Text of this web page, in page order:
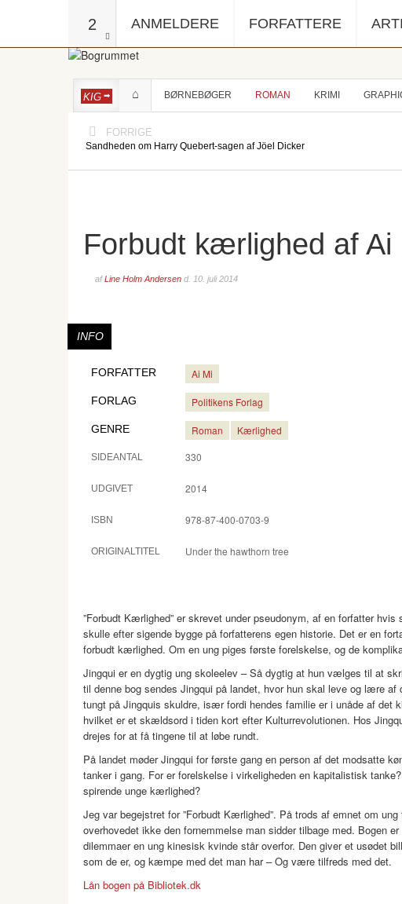
2 ANMELDERE FORFATTERE
KIG BØRNEBØGER ROMAN KRIMI
FORRIGE
Sandheden om Harry Quebert-sagen af Jöel Dicker
Forbudt kærlighed af Ai
afLine Holm Andersen d. 10. juli 2014
INFO
FORFATTER Ai Mi
FORLAG Politikens Forlag
GENRE Roman Kærlighed
SIDEANTAL 330
UDGIVET 2014
ISBN 978-87-400-0703-9
ORIGINALTITEL Under the hawthorn tree
”Forbudt Kærlighed” er skrevet under pseudonym, af en forfatter
skulle efter sigende bygge på forfatterens egen historie. Det er en
forbudt kærlighed. Om en ung piges første forelskelse, og de
Jingqui er en dygtig ung skoleelev – Så dygtig at hun vælges til at
til denne bog sendes Jingqui på landet, hvor hun skal leve og lære
tungt på Jingquis skuldre, især fordi hendes familie er i unåde af
hvilket er et skældsord i tiden kort efter Kulturrevolutionen. Hos
drejes for at få tingene til at løbe rundt.
På landet møder Jingqui for første gang en person af det modsatte
tanker i gang. For er forelskelse i virkeligheden en kapitalistisk
spirende unge kærlighed?
Jeg var begejstret for ”Forbudt Kærlighed”. På trods af emnet om
overhovedet ikke den fornemmelse man sidder tilbage med. Bogen
dilemmaer en ung kinesisk kvinde står overfor. Den giver et usødet
som de er, og kæmpe med det man har – Og være tilfreds med det.
Lån bogen på Bibliotek.dk